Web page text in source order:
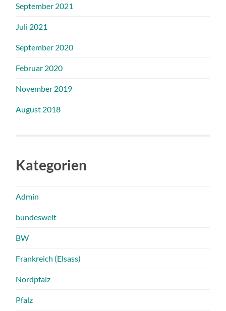
September 2021
Juli 2021
September 2020
Februar 2020
November 2019
August 2018
Kategorien
Admin
bundesweit
BW
Frankreich (Elsass)
Nordpfalz
Pfalz